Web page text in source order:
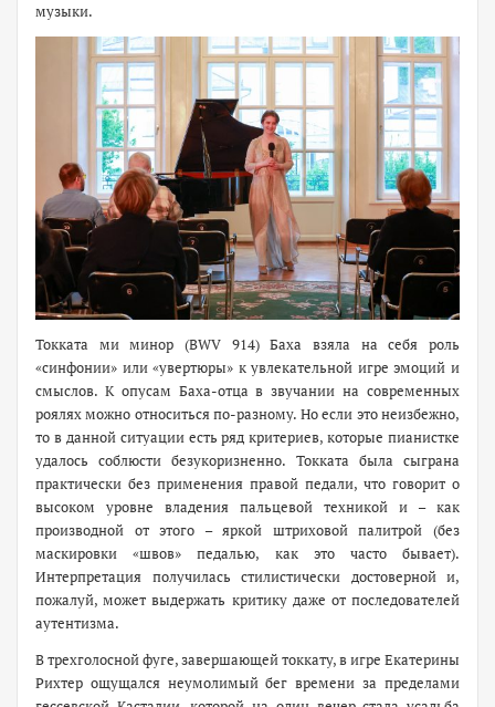
музыки.
Токката ми минор (BWV 914) Баха взяла на себя роль
«синфонии» или «увертюры» к увлекательной игре эмоций и
смыслов. К опусам Баха-отца в звучании на современных
роялях можно относиться по-разному. Но если это неизбежно,
то в данной ситуации есть ряд критериев, которые пианистке
удалось соблюсти безукоризненно. Токката была сыграна
практически без применения правой педали, что говорит о
высоком уровне владения пальцевой техникой и – как
производной от этого – яркой штриховой палитрой (без
маскировки «швов» педалью, как это часто бывает).
Интерпретация получилась стилистически достоверной и,
пожалуй, может выдержать критику даже от последователей
аутентизма.
В трехголосной фуге, завершающей токкату, в игре Екатерины
Рихтер ощущался неумолимый бег времени за пределами